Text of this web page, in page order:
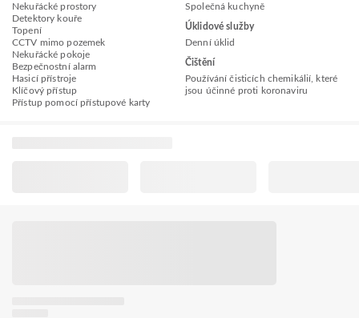
Nekuřácké prostory
Detektory kouře
Topení
CCTV mimo pozemek
Nekuřácké pokoje
Bezpečnostní alarm
Hasicí přístroje
Klíčový přístup
Přístup pomocí přístupové karty
Společná kuchyně
Úklidové služby
Denní úklid
Čištění
Používání čisticích chemikálií, které
jsou účinné proti koronaviru